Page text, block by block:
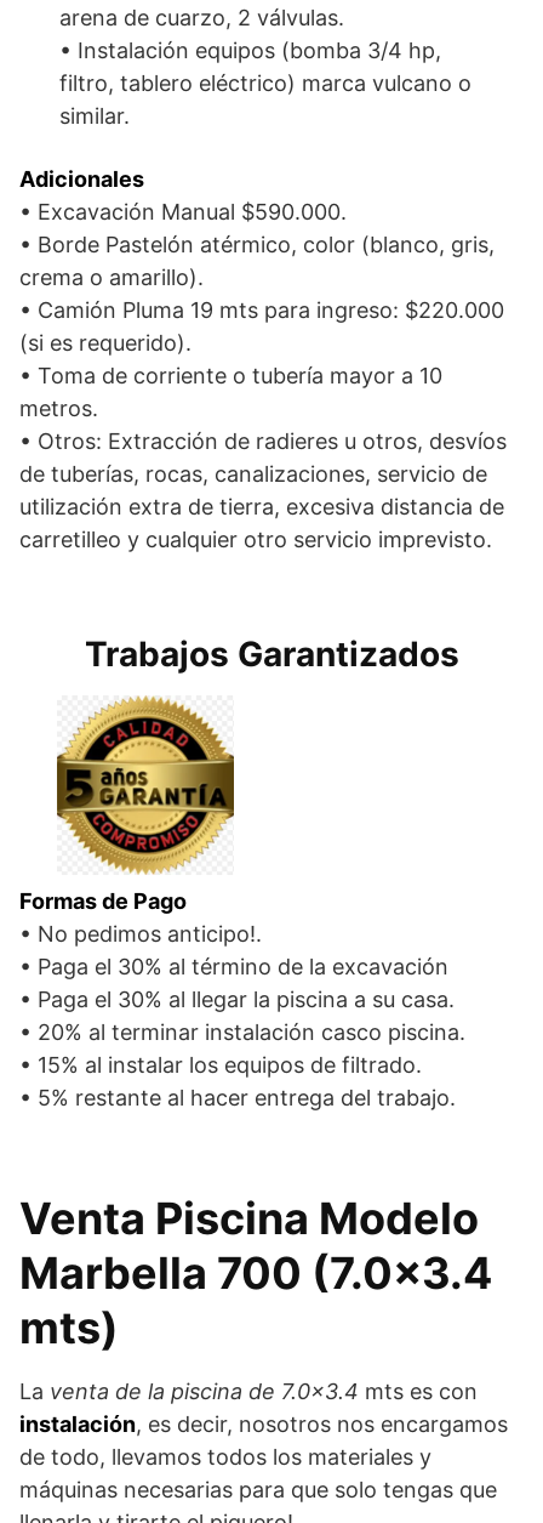
arena de cuarzo, 2 válvulas.
• Instalación equipos (bomba 3/4 hp,
filtro, tablero eléctrico) marca vulcano o
similar.
Adicionales
• Excavación Manual $590.000.
• Borde Pastelón atérmico, color (blanco, gris,
crema o amarillo).
• Camión Pluma 19 mts para ingreso: $220.000
(si es requerido).
• Toma de corriente o tubería mayor a 10
metros.
• Otros: Extracción de radieres u otros, desvíos
de tuberías, rocas, canalizaciones, servicio de
utilización extra de tierra, excesiva distancia de
carretilleo y cualquier otro servicio imprevisto.
Trabajos Garantizados
Formas de Pago
• No pedimos anticipo!.
• Paga el 30% al término de la excavación
• Paga el 30% al llegar la piscina a su casa.
• 20% al terminar instalación casco piscina.
• 15% al instalar los equipos de filtrado.
• 5% restante al hacer entrega del trabajo.
Venta Piscina Modelo
Marbella 700 (7.0×3.4
mts)
La venta de la piscina de 7.0×3.4 mts es con
instalación, es decir, nosotros nos encargamos
de todo, llevamos todos los materiales y
máquinas necesarias para que solo tengas que